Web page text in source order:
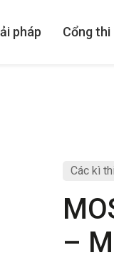
pháp Cổng thi
Các kì thi
–